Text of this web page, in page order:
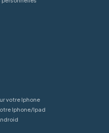
votre Iphone
Iphone/Ipad